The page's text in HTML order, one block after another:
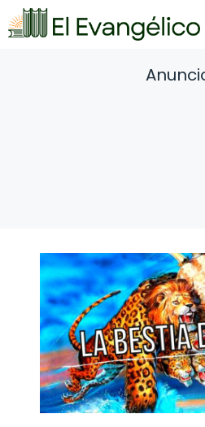
Saltar
al